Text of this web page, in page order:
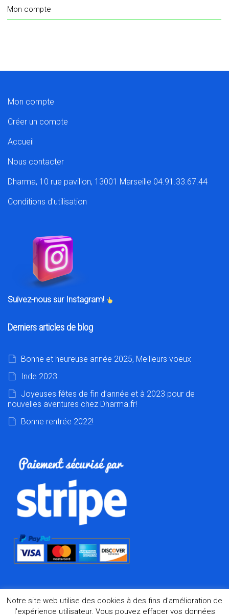
Mon compte
Mon compte
Créer un compte
Accueil
Nous contacter
Dharma, 10 rue pavillon, 13001 Marseille 04.91.33.67.44
Conditions d’utilisation
Suivez-nous sur Instagram!
Derniers articles de blog
Bonne et heureuse année 2025, Meilleurs voeux
Inde 2023
Joyeuses fêtes de fin d’année et à 2023 pour de
nouvelles aventures chez Dharma.fr!
Bonne rentrée 2022!
Notre site web utilise des cookies à des fins d'amélioration de
l'expérience utilisateur. Vous pouvez effacer vos données